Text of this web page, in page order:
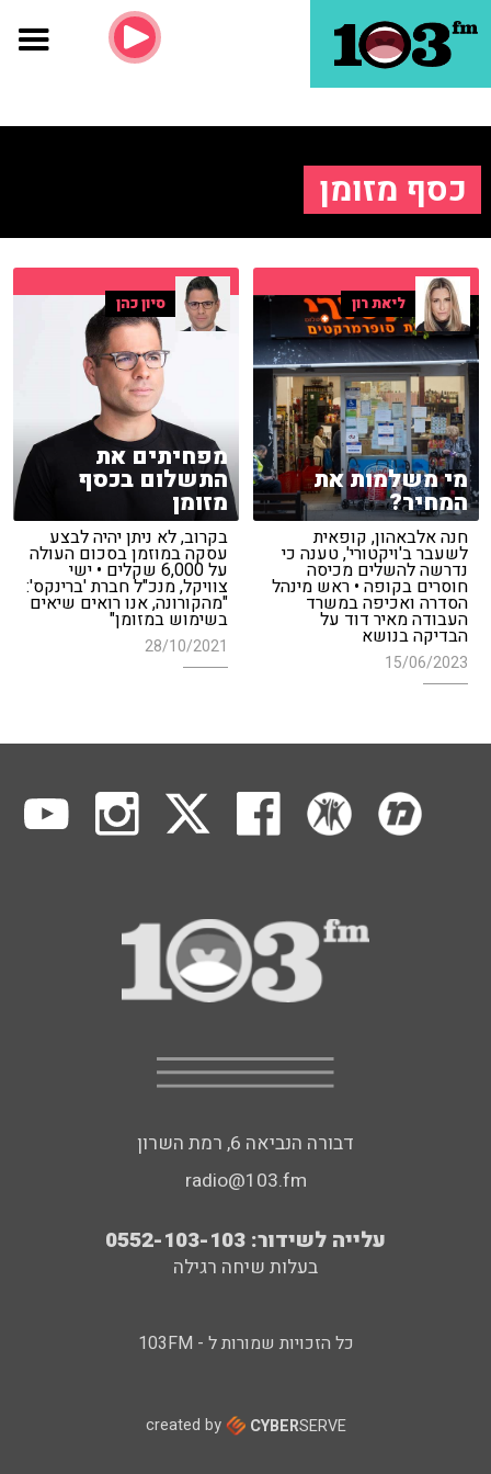
כסף מזומן
ליאת רון
מי משלמות את
המחיר?
חנה אלבאהון, קופאית
לשעבר ב'ויקטורי', טענה כי
נדרשה להשלים מכיסה
חוסרים בקופה • ראש מינהל
הסדרה ואכיפה במשרד
העבודה מאיר דוד על
הבדיקה בנושא
15/06/2023
סיון כהן
מפחיתים את
התשלום בכסף
מזומן
בקרוב, לא ניתן יהיה לבצע
עסקה במוזמן בסכום העולה
על 6,000 שקלים • ישי
צוויקל, מנכ"ל חברת 'ברינקס':
"מהקורונה, אנו רואים שיאים
בשימוש במזומן"
28/10/2021
דבורה הנביאה 6, רמת השרון
radio@103.fm
עלייה לשידור: 0552-103-103
בעלות שיחה רגילה
כל הזכויות שמורות ל - 103FM
created by CYBERSERVE